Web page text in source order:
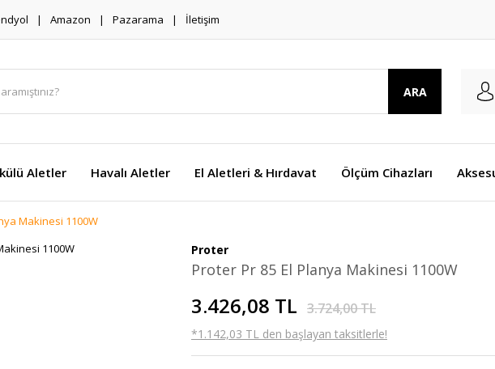
Amazon Pazarama İletişim
ARA
Aletler Havalı Aletler El Aletleri & Hırdavat Ölçüm Cihazları
Makinesi 1100W
Proter
Proter Pr 85 El Planya Makinesi 1100W
3.426,08 TL 3.724,00 TL
*1.142,03 TL den başlayan taksitlerle!